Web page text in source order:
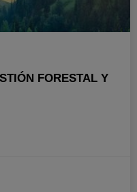
FORESTAL Y